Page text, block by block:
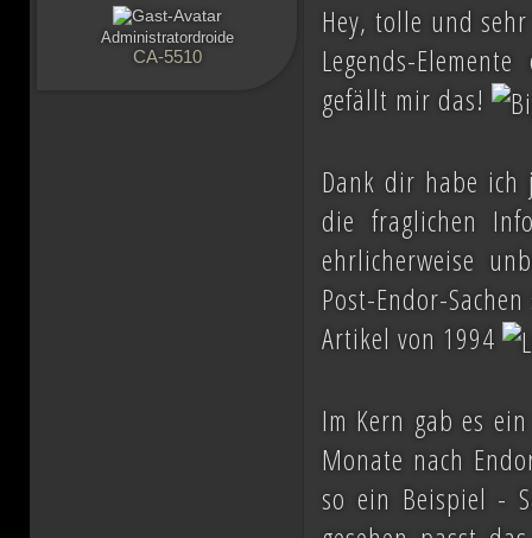
Administratordroide
CA-5510
Hey, tolle und
Legends-
gefällt mir das!
Dank dir habe ich
die fraglichen
ehrlicherweise
Post-Endor-
Artikel von 1994
Im Kern gab es
Monate nach
so ein Beispiel -